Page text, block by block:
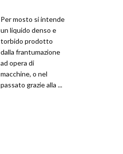
Per mosto si intende
un liquido denso e
torbido prodotto
dalla frantumazione
ad opera di
macchine, o nel
passato grazie alla ...